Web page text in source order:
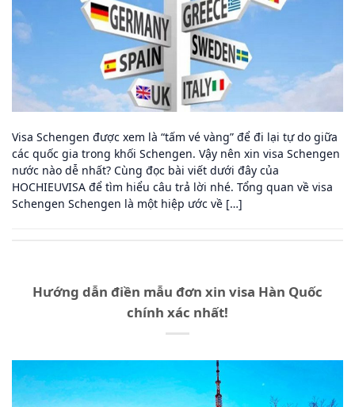
Visa Schengen được xem là “tấm vé vàng” để đi lại tự do giữa
các quốc gia trong khối Schengen. Vậy nên xin visa Schengen
nước nào dễ nhất? Cùng đọc bài viết dưới đây của
HOCHIEUVISA để tìm hiểu câu trả lời nhé. Tổng quan về visa
Schengen Schengen là một hiệp ước về […]
Hướng dẫn điền mẫu đơn xin visa Hàn Quốc
chính xác nhất!